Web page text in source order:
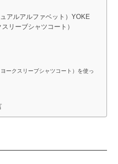
アルアルファベット）YOKE
リーブシャツコート）
ークスリーブシャツコート）を使っ